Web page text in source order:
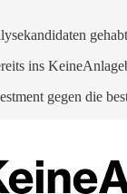
ins
gegen die